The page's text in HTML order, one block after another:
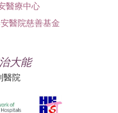
醫療中心
醫院慈善基金
大能
醫院